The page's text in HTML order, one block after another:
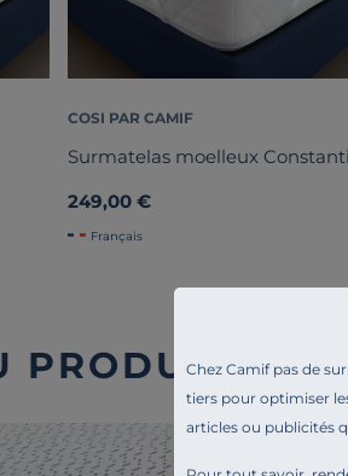
Chez Camif pas de
tiers pour optimiser
articles ou publicités
COSI PAR CAMIF
Surmatelas moelleux
249,00 €
Français
PRODUIT